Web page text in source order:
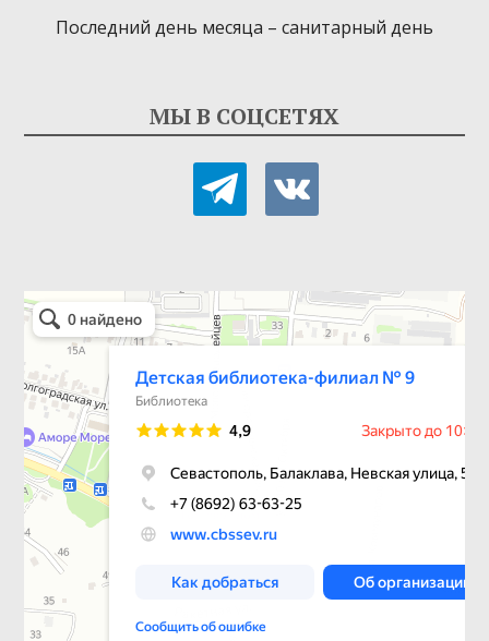
Последний день месяца – санитарный день
МЫ В СОЦСЕТЯХ
telegram vkontakte
Детская библиотека-филиал № 9
Библиотека в Севастополе